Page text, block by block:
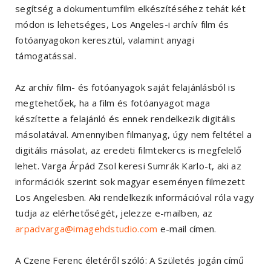
segítség a dokumentumfilm elkészítéséhez tehát két
módon is lehetséges, Los Angeles-i archív film és
fotóanyagokon keresztül, valamint anyagi
támogatással.
Az archív film- és fotóanyagok saját felajánlásból is
megtehetőek, ha a film és fotóanyagot maga
készítette a felajánló és ennek rendelkezik digitális
másolatával. Amennyiben filmanyag, úgy nem feltétel a
digitális másolat, az eredeti filmtekercs is megfelelő
lehet. Varga Árpád Zsol keresi Sumrák Karlo-t, aki az
információk szerint sok magyar eseményen filmezett
Los Angelesben. Aki rendelkezik információval róla vagy
tudja az elérhetőségét, jelezze e-mailben, az
arpadvarga@imagehdstudio.com e-mail címen.
A Czene Ferenc életéről szóló: A Születés jogán című